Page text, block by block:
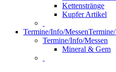
Kettenstränge
Kupfer Artikel
Termine/Info/Messen
Termine/Info/Messen
Mineral & Gem